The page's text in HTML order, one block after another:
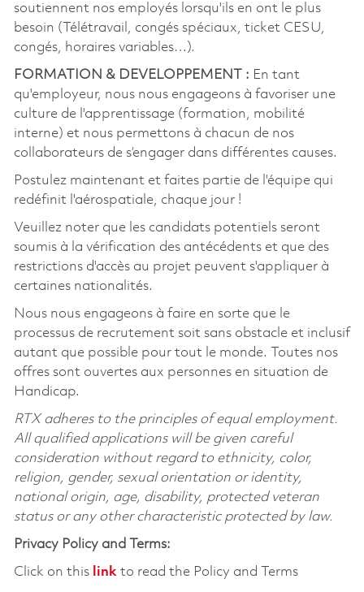
soutiennent nos employés lorsqu'ils en ont le plus
besoin (Télétravail, congés spéciaux, ticket CESU,
congés, horaires variables…).
FORMATION & DEVELOPPEMENT : En tant
qu'employeur, nous nous engageons à favoriser une
culture de l'apprentissage (formation, mobilité
interne) et nous permettons à chacun de nos
collaborateurs de s’engager dans différentes causes.
Postulez maintenant et faites partie de l'équipe qui
redéfinit l'aérospatiale, chaque jour !
Veuillez noter que les candidats potentiels seront
soumis à la vérification des antécédents et que des
restrictions d'accès au projet peuvent s'appliquer à
certaines nationalités.
Nous nous engageons à faire en sorte que le
processus de recrutement soit sans obstacle et inclusif
autant que possible pour tout le monde. Toutes nos
offres sont ouvertes aux personnes en situation de
Handicap.
RTX adheres to the principles of equal employment.
All qualified applications will be given careful
consideration without regard to ethnicity, color,
religion, gender, sexual orientation or identity,
national origin, age, disability, protected veteran
status or any other characteristic protected by law.
Privacy Policy and Terms:
Click on this linkto read the Policy and Terms